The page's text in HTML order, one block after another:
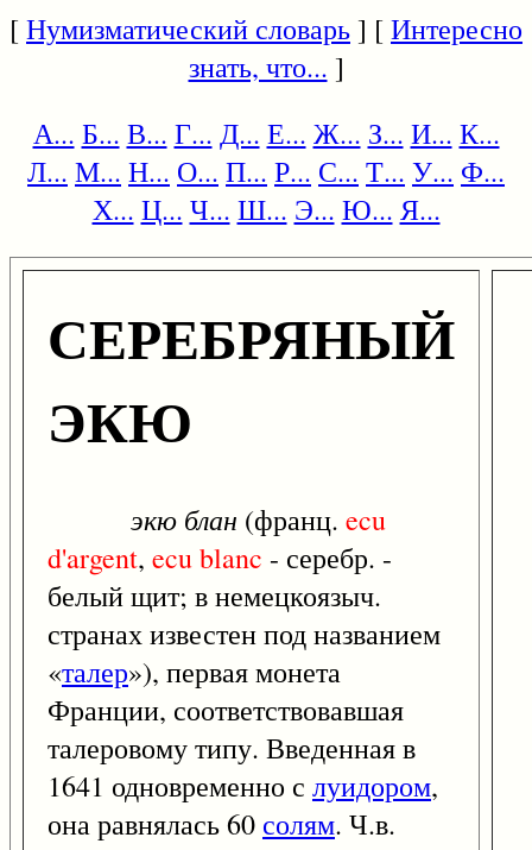
[Нумизматический словарь] [Интересно
знать, что... ]
А... Б... В... Г... Д... Е... Ж... З... И... К...
Л... М... Н... О... П... Р... С... Т... У... Ф...
Х... Ц... Ч... Ш... Э... Ю... Я...
СЕРЕБРЯНЫЙ
ЭКЮ
экю блан (франц. ecu
d'argent, ecublanc - серебр. -
белый щит; в немецкоязыч.
странах известен под названием
«талер»), первая монета
Франции, соответствовавшая
талеровому типу. Введенная в
1641 одновременно с луидором,
она равнялась 60 солям. Ч.в.